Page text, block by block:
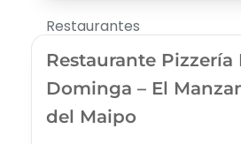
Restaurantes
Restaurante Pizzería
Dominga – El
del Maipo